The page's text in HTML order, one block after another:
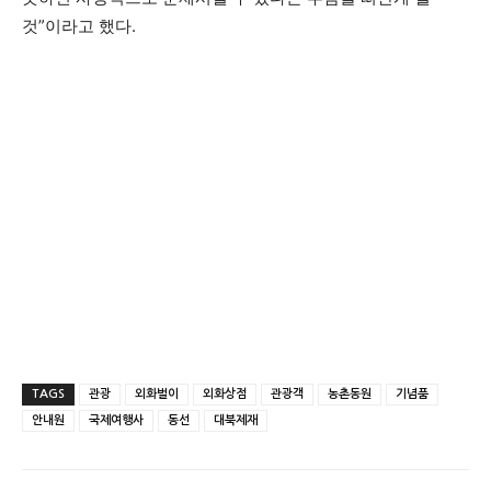
것”이라고 했다.
TAGS 관광 외화벌이 외화상점 관광객 농촌동원 기념품
안내원 국제여행사 동선 대북제재